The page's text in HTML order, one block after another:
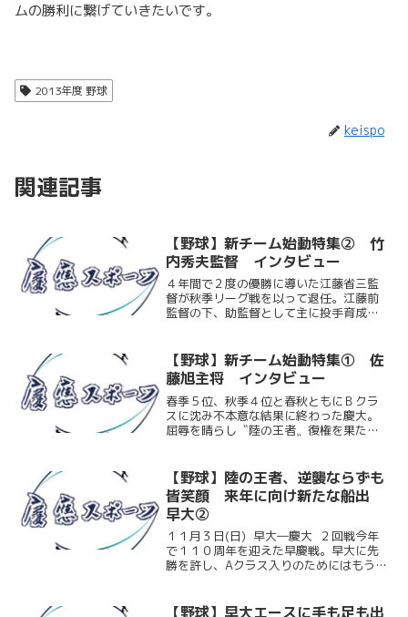
ムの勝利に繋げていきたいです。
2013年度 野球
keispo
関連記事
【野球】新チーム始動特集② 竹
内秀夫監督 インタビュー
４年間で２度の優勝に導いた江藤省三監
督が秋季リーグ戦を以って退任。江藤前
監督の下、助監督として主に投手育成を
ケイスポでは『新チーム始動特集第２
弾』として竹内新監督にイン...
【野球】新チーム始動特集① 佐
藤旭主将 インタビュー
春季５位、秋季４位と春秋ともにＢクラ
スに沈み不本意な結果に終わった慶大。
屈辱を晴らし〝陸の王者〟復権を果たす
藤旭（商３）。走・攻・守３拍子揃った
外野手だ。チームリーダー...
【野球】陸の王者、逆襲ならずも
皆笑顔 来年に向け新たな船出
早大②
１１月３日(日) 早大―慶大 ２回戦今年
で１１０周年を迎えた早慶戦。早大に先
勝を許し、Aクラス入りのためにはもう負
がる。しかし序盤から早大打線に捕まり
【野球】早大エースに手も足も出